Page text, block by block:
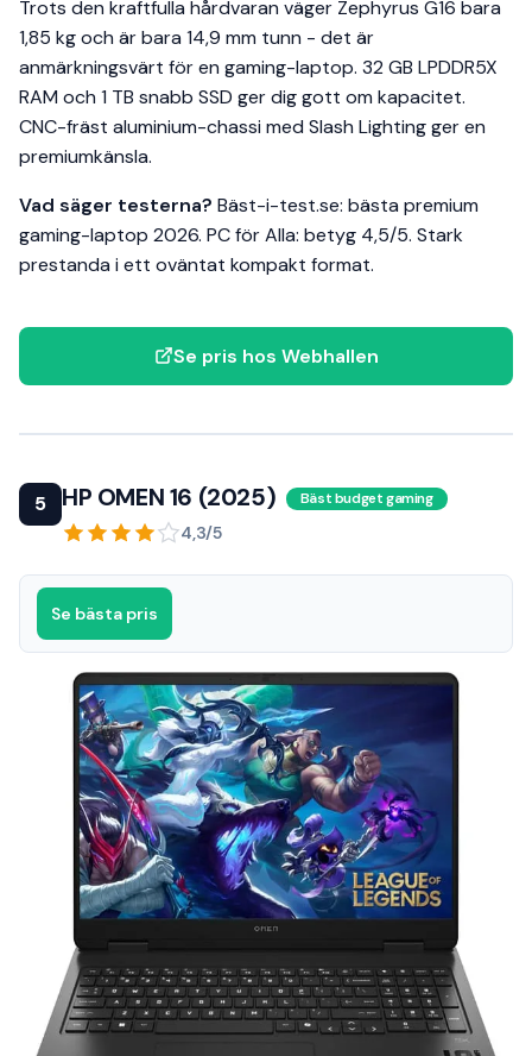
Trots den kraftfulla hårdvaran väger Zephyrus G16 bara
1,85 kg och är bara 14,9 mm tunn - det är
anmärkningsvärt för en gaming-laptop. 32 GB LPDDR5X
RAM och 1 TB snabb SSD ger dig gott om kapacitet.
CNC-fräst aluminium-chassi med Slash Lighting ger en
premiumkänsla.
Vad säger testerna? Bäst-i-test.se: bästa premium
gaming-laptop 2026. PC för Alla: betyg 4,5/5. Stark
prestanda i ett oväntat kompakt format.
Se pris hos Webhallen
5 HP OMEN 16 (2025) Bäst budget gaming
4,3/5
Se bästa pris